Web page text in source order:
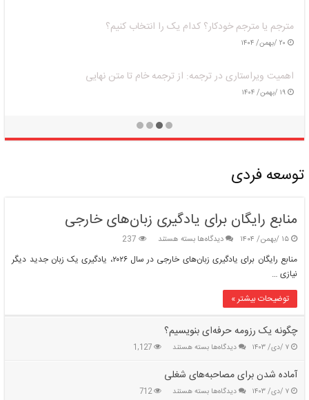
مترجم یا مترجم خودکار؟ کدام یک را انتخاب کنیم؟
۲۰ /بهمن/ ۱۴۰۴
اهمیت ویراستاری در ترجمه: از ترجمه خام تا متن نهایی
۱۹ /بهمن/ ۱۴۰۴
توسعه فردی
منابع رایگان برای یادگیری زبان‌های خارجی
۱۵ /بهمن/ ۱۴۰۴ دیدگاه‌هابرای
رایگان
بسته هستند 237
منابع رایگان برای یادگیری زبان‌های خارجی در سال ۲۰۲۶، یادگیری یک زبان جدید دیگر
نیازی …
توضیحات بیشتر »
چگونه یک رزومه حرفه‌ای بنویسیم؟
۷ /دی/ ۱۴۰۳ دیدگاه‌هابرای
یک
رزومه
حرفه‌ای
بسته هستند 1,127
آماده شدن برای مصاحبه‌های شغلی
۷ /دی/ ۱۴۰۳ دیدگاه‌هابرای
بسته هستند 712